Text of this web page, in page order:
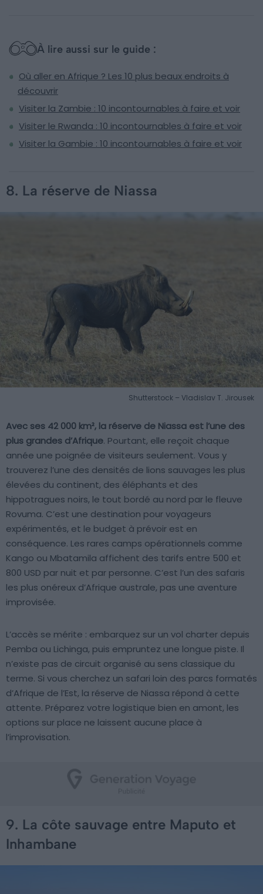
À lire aussi sur le guide :
Où aller en Afrique ? Les 10 plus beaux endroits à
découvrir
Visiter la Zambie : 10 incontournables à faire et voir
Visiter le Rwanda : 10 incontournables à faire et voir
Visiter la Gambie : 10 incontournables à faire et voir
8. La réserve de Niassa
Shutterstock – Vladislav T. Jirousek
Avec ses 42 000 km², la réserve de Niassa est l’une des
plus grandes d’Afrique. Pourtant, elle reçoit chaque
année une poignée de visiteurs seulement. Vous y
trouverez l’une des densités de lions sauvages les plus
élevées du continent, des éléphants et des
hippotragues noirs, le tout bordé au nord par le fleuve
Rovuma. C’est une destination pour voyageurs
expérimentés, et le budget à prévoir est en
conséquence. Les rares camps opérationnels comme
Kango ou Mbatamila affichent des tarifs entre 500 et
800 USD par nuit et par personne. C’est l’un des safaris
les plus onéreux d’Afrique australe, pas une aventure
improvisée.
L’accès se mérite : embarquez sur un vol charter depuis
Pemba ou Lichinga, puis empruntez une longue piste. Il
n’existe pas de circuit organisé au sens classique du
terme. Si vous cherchez un safari loin des parcs formatés
d’Afrique de l’Est, la réserve de Niassa répond à cette
attente. Préparez votre logistique bien en amont, les
options sur place ne laissent aucune place à
l’improvisation.
9. La côte sauvage entre Maputo et
Inhambane